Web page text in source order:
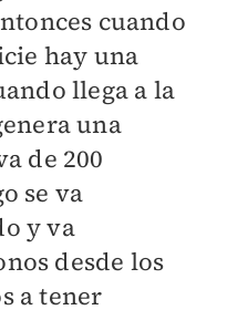
cuando
hay una
llega a la
una
de 200
se va
y va
desde los
a tener